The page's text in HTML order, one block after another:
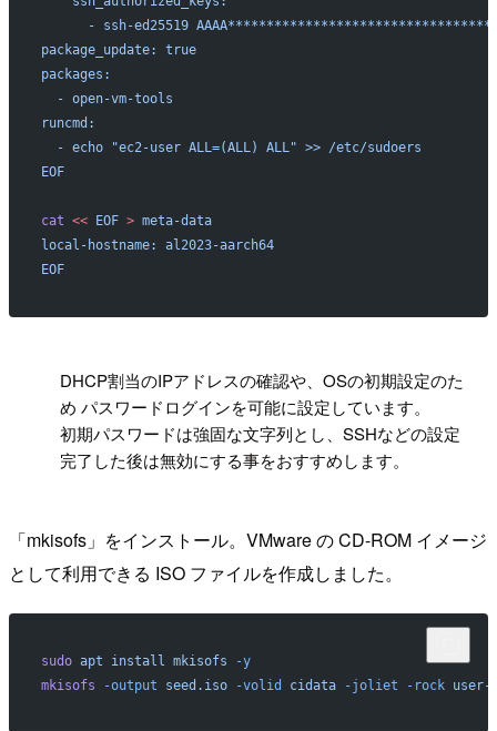
- ssh-ed25519
package_update: true
packages:
  - open-vm-tools
runcmd:
  - echo "ec2-user ALL=(ALL) ALL" >> /etc/sudoers
EOF
cat << EOF > meta-data
local-hostname: al2023-aarch64
EOF
DHCP割当のIPアドレスの確認や、OSの初期設定のた
め パスワードログインを可能に設定しています。
初期パスワードは強固な文字列とし、SSHなどの設定
完了した後は無効にする事をおすすめします。
「mkisofs」をインストール。VMware の CD-ROM イメージ
として利用できる ISO ファイルを作成しました。
sudo apt install mkisofs -y
mkisofs -output seed.iso -volid cidata -joliet -rock user-